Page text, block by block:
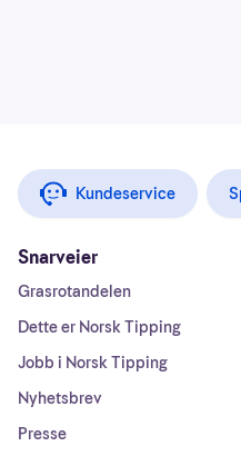
Kundeservice
Snarveier
Grasrotandelen
Dette er Norsk Tipping
Jobb i Norsk Tipping
Nyhetsbrev
Presse